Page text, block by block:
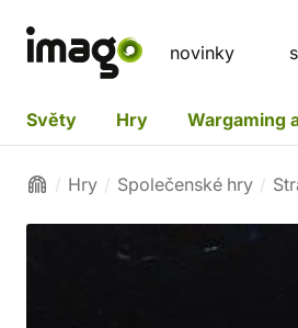
novinky
Světy Hry Wargaming
Hry Společenské hry